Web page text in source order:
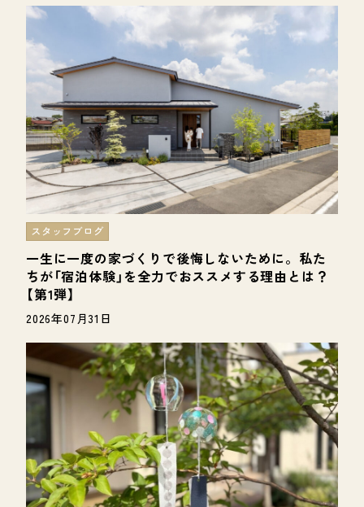
一生に一度の家づくりで後悔しないために。私た
ちが「宿泊体験」を全力でおススメする理由とは？
【第1弾】
スタッフブログ
2026年07月31日